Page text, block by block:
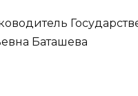
Баташева